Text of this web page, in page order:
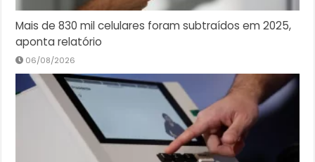
Mais de 830 mil celulares foram subtraídos em 2025,
aponta relatório
06/08/2026